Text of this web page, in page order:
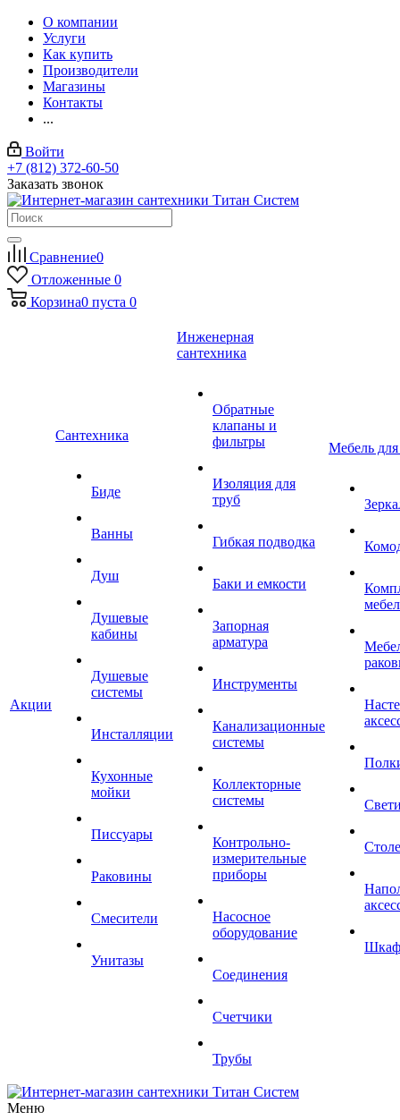
О компании
Услуги
Как купить
Производители
Магазины
Контакты
...
Войти
+7 (812) 372-60-50
Заказать звонок
Сравнение0
Отложенные 0
Корзина0 пуста 0
Акции
Сантехника
Биде
Ванны
Душ
Душевые
кабины
Душевые
системы
Инсталляции
Кухонные
мойки
Писсуары
Раковины
Смесители
Унитазы
Инженерная
сантехника
Обратные
клапаны и
фильтры
Изоляция для
труб
Гибкая подводка
Баки и емкости
Запорная
арматура
Инструменты
Канализационные
системы
Коллекторные
системы
Контрольно-
измерительные
приборы
Насосное
оборудование
Соединения
Счетчики
Трубы
Мебель
Меню